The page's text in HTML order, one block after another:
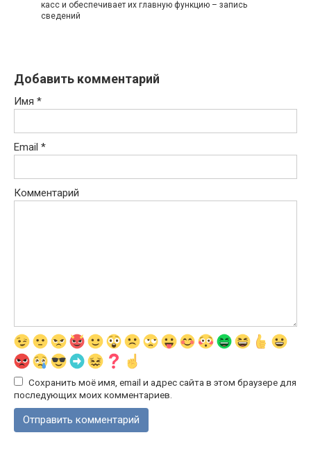
касс и обеспечивает их главную функцию – запись
сведений
Добавить комментарий
Имя *
Email *
Комментарий
Сохранить моё имя, email и адрес сайта в этом браузере для
последующих моих комментариев.